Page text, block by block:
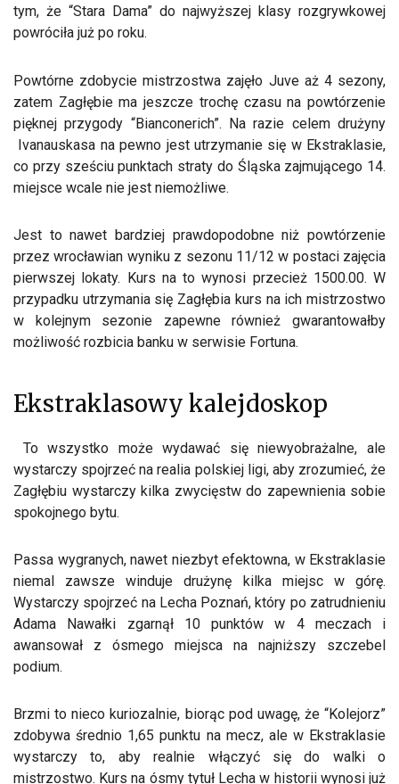
tym, że “Stara Dama” do najwyższej klasy rozgrywkowej
powróciła już po roku.
Powtórne zdobycie mistrzostwa zajęło Juve aż 4 sezony,
zatem Zagłębie ma jeszcze trochę czasu na powtórzenie
pięknej przygody “Bianconerich”. Na razie celem drużyny
Ivanauskasa na pewno jest utrzymanie się w Ekstraklasie,
co przy sześciu punktach straty do Śląska zajmującego 14.
miejsce wcale nie jest niemożliwe.
Jest to nawet bardziej prawdopodobne niż powtórzenie
przez wrocławian wyniku z sezonu 11/12 w postaci zajęcia
pierwszej lokaty. Kurs na to wynosi przecież 1500.00. W
przypadku utrzymania się Zagłębia kurs na ich mistrzostwo
w kolejnym sezonie zapewne również gwarantowałby
możliwość rozbicia banku w serwisie Fortuna.
Ekstraklasowy kalejdoskop
To wszystko może wydawać się niewyobrażalne, ale
wystarczy spojrzeć na realia polskiej ligi, aby zrozumieć, że
Zagłębiu wystarczy kilka zwycięstw do zapewnienia sobie
spokojnego bytu.
Passa wygranych, nawet niezbyt efektowna, w Ekstraklasie
niemal zawsze winduje drużynę kilka miejsc w górę.
Wystarczy spojrzeć na Lecha Poznań, który po zatrudnieniu
Adama Nawałki zgarnął 10 punktów w 4 meczach i
awansował z ósmego miejsca na najniższy szczebel
podium.
Brzmi to nieco kuriozalnie, biorąc pod uwagę, że “Kolejorz”
zdobywa średnio 1,65 punktu na mecz, ale w Ekstraklasie
wystarczy to, aby realnie włączyć się do walki o
mistrzostwo. Kurs na ósmy tytuł Lecha w historii wynosi już